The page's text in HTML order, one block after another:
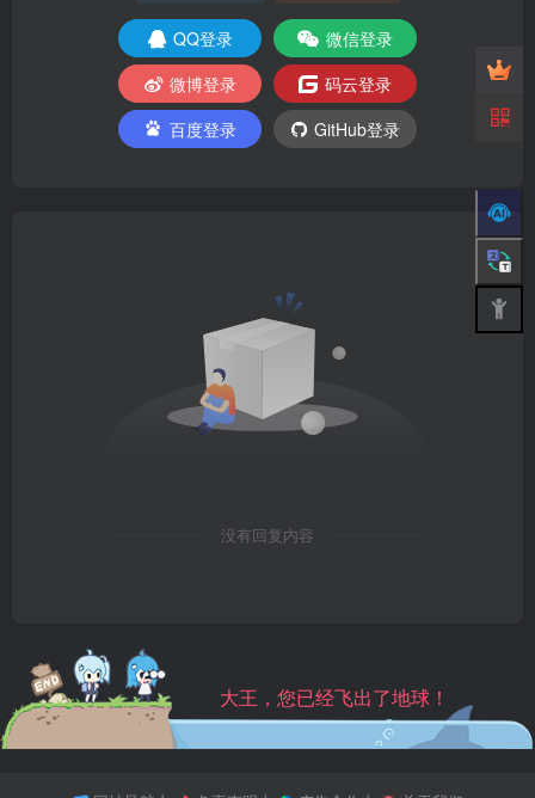
QQ登录
微信登录
微博登录
码云登录
百度登录
GitHub登录
没有回复内容
大王，您已经飞出了地球！